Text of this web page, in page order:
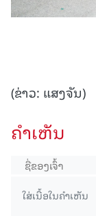
(ຂ່າວ: ແສງຈັນ)
ຄໍາເຫັນ